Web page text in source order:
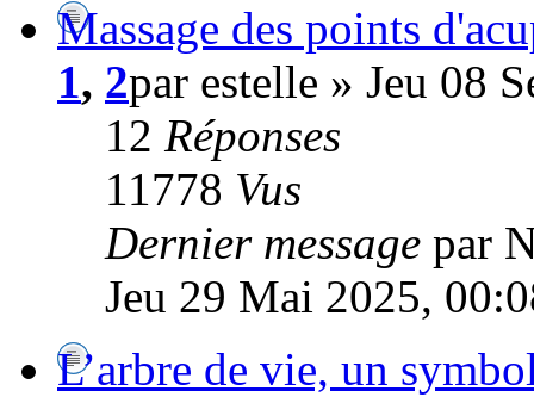
Massage des points
1, 2par estelle » Jeu 08
12 Réponses
11778 Vus
Dernier message par
Jeu 29 Mai 2025,
L’arbre de vie, un